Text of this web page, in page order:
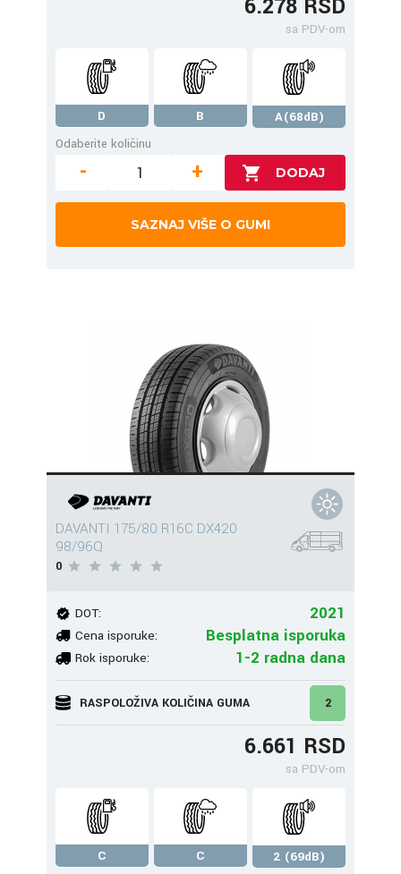
6.278 RSD
sa PDV-om
D B
A(68dB)
Odaberite količinu
- +
SAZNAJ VIŠE O GUMI
DAVANTI 175/80 R16C DX420
98/96Q
0
DOT: 2021
Cena isporuke: Besplatna isporuka
Rok isporuke: 1-2 radna dana
RASPOLOŽIVA KOLIČINA GUMA 2
6.661 RSD
sa PDV-om
C C
2 (69dB)